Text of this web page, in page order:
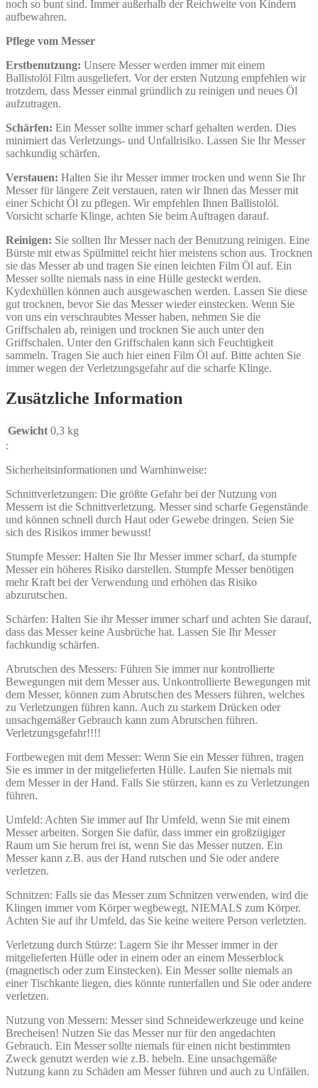
noch so bunt sind. Immer außerhalb der Reichweite von Kindern
aufbewahren.
Pflege vom Messer
Erstbenutzung: Unsere Messer werden immer mit einem
Ballistolöl Film ausgeliefert. Vor der ersten Nutzung empfehlen wir
trotzdem, dass Messer einmal gründlich zu reinigen und neues Öl
aufzutragen.
Schärfen: Ein Messer sollte immer scharf gehalten werden. Dies
minimiert das Verletzungs- und Unfallrisiko. Lassen Sie Ihr Messer
sachkundig schärfen.
Verstauen: Halten Sie ihr Messer immer trocken und wenn Sie Ihr
Messer für längere Zeit verstauen, raten wir Ihnen das Messer mit
einer Schicht Öl zu pflegen. Wir empfehlen Ihnen Ballistolöl.
Vorsicht scharfe Klinge, achten Sie beim Auftragen darauf.
Reinigen: Sie sollten Ihr Messer nach der Benutzung reinigen. Eine
Bürste mit etwas Spülmittel reicht hier meistens schon aus. Trocknen
sie das Messer ab und tragen Sie einen leichten Film Öl auf. Ein
Messer sollte niemals nass in eine Hülle gesteckt werden.
Kydexhüllen können auch ausgewaschen werden. Lassen Sie diese
gut trocknen, bevor Sie das Messer wieder einstecken. Wenn Sie
von uns ein verschraubtes Messer haben, nehmen Sie die
Griffschalen ab, reinigen und trocknen Sie auch unter den
Griffschalen. Unter den Griffschalen kann sich Feuchtigkeit
sammeln. Tragen Sie auch hier einen Film Öl auf. Bitte achten Sie
immer wegen der Verletzungsgefahr auf die scharfe Klinge.
Zusätzliche Information
Gewicht 0,3 kg
:
Sicherheitsinformationen und Warnhinweise:
Schnittverletzungen: Die größte Gefahr bei der Nutzung von
Messern ist die Schnittverletzung. Messer sind scharfe Gegenstände
und können schnell durch Haut oder Gewebe dringen. Seien Sie
sich des Risikos immer bewusst!
Stumpfe Messer: Halten Sie Ihr Messer immer scharf, da stumpfe
Messer ein höheres Risiko darstellen. Stumpfe Messer benötigen
mehr Kraft bei der Verwendung und erhöhen das Risiko
abzurutschen.
Schärfen: Halten Sie ihr Messer immer scharf und achten Sie darauf,
dass das Messer keine Ausbrüche hat. Lassen Sie Ihr Messer
fachkundig schärfen.
Abrutschen des Messers: Führen Sie immer nur kontrollierte
Bewegungen mit dem Messer aus. Unkontrollierte Bewegungen mit
dem Messer, können zum Abrutschen des Messers führen, welches
zu Verletzungen führen kann. Auch zu starkem Drücken oder
unsachgemäßer Gebrauch kann zum Abrutschen führen.
Verletzungsgefahr!!!!
Fortbewegen mit dem Messer: Wenn Sie ein Messer führen, tragen
Sie es immer in der mitgelieferten Hülle. Laufen Sie niemals mit
dem Messer in der Hand. Falls Sie stürzen, kann es zu Verletzungen
führen.
Umfeld: Achten Sie immer auf Ihr Umfeld, wenn Sie mit einem
Messer arbeiten. Sorgen Sie dafür, dass immer ein großzügiger
Raum um Sie herum frei ist, wenn Sie das Messer nutzen. Ein
Messer kann z.B. aus der Hand rutschen und Sie oder andere
verletzen.
Schnitzen: Falls sie das Messer zum Schnitzen verwenden, wird die
Klingen immer vom Körper wegbewegt, NIEMALS zum Körper.
Achten Sie auf ihr Umfeld, das Sie keine weitere Person verletzten.
Verletzung durch Stürze: Lagern Sie ihr Messer immer in der
mitgelieferten Hülle oder in einem oder an einem Messerblock
(magnetisch oder zum Einstecken). Ein Messer sollte niemals an
einer Tischkante liegen, dies könnte runterfallen und Sie oder andere
verletzen.
Nutzung von Messern: Messer sind Schneidewerkzeuge und keine
Brecheisen! Nutzen Sie das Messer nur für den angedachten
Gebrauch. Ein Messer sollte niemals für einen nicht bestimmten
Zweck genutzt werden wie z.B. hebeln. Eine unsachgemäße
Nutzung kann zu Schäden am Messer führen und auch zu Unfällen.